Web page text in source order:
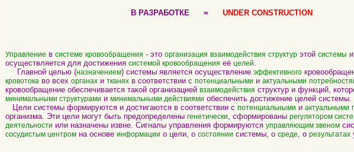
В РАЗРАБОТКЕ = UNDER CONSTRUCTION
Управление в системе кровообращения - это организация взаимодействия структур этой системы
осуществляется для достижения системой кровообращения её целей.
Главной целью (назначением) системы является осуществление эффективного
кровотока во всех органах и тканях в соответствии с потенциальными и актуальными
кровообращение обеспечивается такой организацией взаимодействия структур и функций,
минимальными структурами и минимальными действиями обеспечить достижение целей системы.
Цели системы формируются и достигаются в соответствии с потенциальными и актуальными
организма. Эти цели могут быть предопределены генетически, сформированы регулятором
деятельности или назначены извне. Сигналы управления формируются управляющим звеном
сосудистым центром на основе информации о цели, о состоянии системы, о среде, о результатах